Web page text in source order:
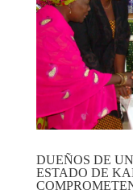
DUEÑOS DE
ESTADO DE